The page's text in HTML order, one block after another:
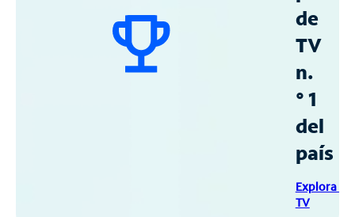
de
TV
n.
° 1
del
país
Explora
TV